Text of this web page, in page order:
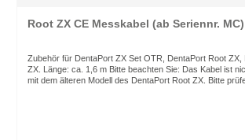
Root ZX CE Messkabel (ab Seriennr. MC)
Zubehör für DentaPort ZX Set OTR, DentaPort Root ZX,
ZX. Länge: ca. 1,6 m Bitte beachten Sie: Das Kabel ist nicht kompatibel
mit dem älteren Modell des DentaPort Root ZX. Bitte